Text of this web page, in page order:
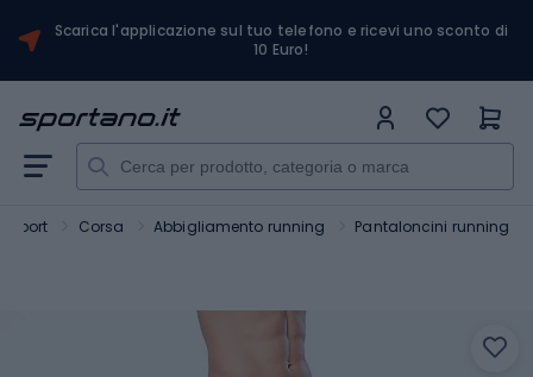
Scarica l'applicazione sul tuo telefono e ricevi uno sconto di
10 Euro!
Sport Corsa Abbigliamento running Pantaloncini running